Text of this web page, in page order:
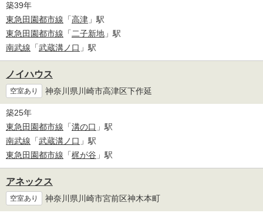
築39年
東急田園都市線 「高津 」駅
東急田園都市線 「二子新地 」駅
南武線 「武蔵溝ノ口 」駅
ノイハウス
空室あり 神奈川県川崎市高津区下作延
築25年
東急田園都市線 「溝の口 」駅
南武線 「武蔵溝ノ口 」駅
東急田園都市線 「梶が谷 」駅
アネックス
空室あり 神奈川県川崎市宮前区神木本町